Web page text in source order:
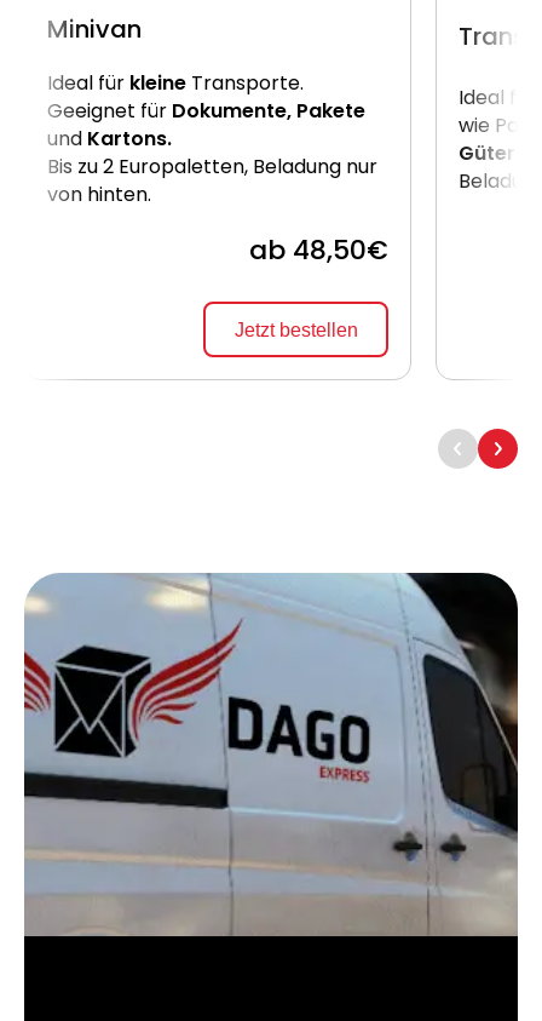
Minivan
Ideal für kleine Transporte.
Geeignet für Dokumente, Pakete
und Kartons.
Bis zu 2 Europaletten, Beladung nur
von hinten.
ab 48,50€
Jetzt bestellen
Ideal für
wie
Güter